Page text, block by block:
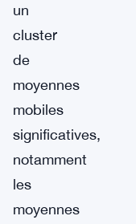
un
cluster
de
moyennes
mobiles
significatives,
notamment
les
moyennes